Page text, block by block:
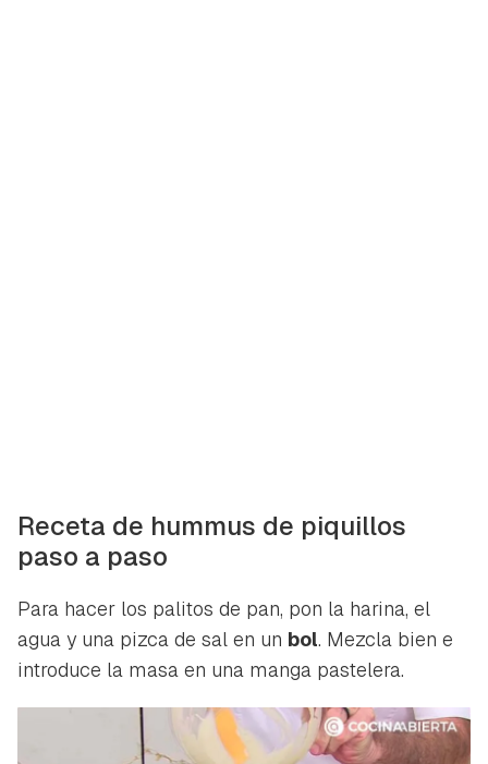
Receta de hummus de piquillos
paso a paso
Para hacer los palitos de pan, pon la harina, el
agua y una pizca de sal en un bol. Mezcla bien e
introduce la masa en una manga pastelera.